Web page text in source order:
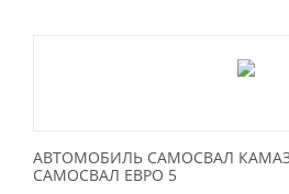
АВТОМОБИЛЬ САМОСВАЛ КАМАЗ
САМОСВАЛ ЕВРО 5